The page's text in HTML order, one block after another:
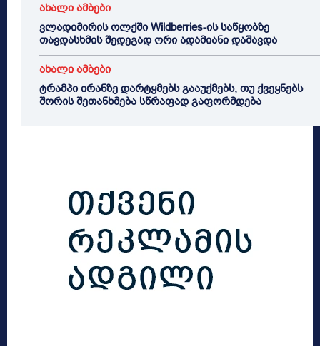
ახალი ამბები
ვლადიმირის ოლქში Wildberries-ის საწყობზე
თავდასხმის შედეგად ორი ადამიანი დაშავდა
ახალი ამბები
ტრამპი ირანზე დარტყმებს გააუქმებს, თუ ქვეყნებს
შორის შეთანხმება სწრაფად გაფორმდება